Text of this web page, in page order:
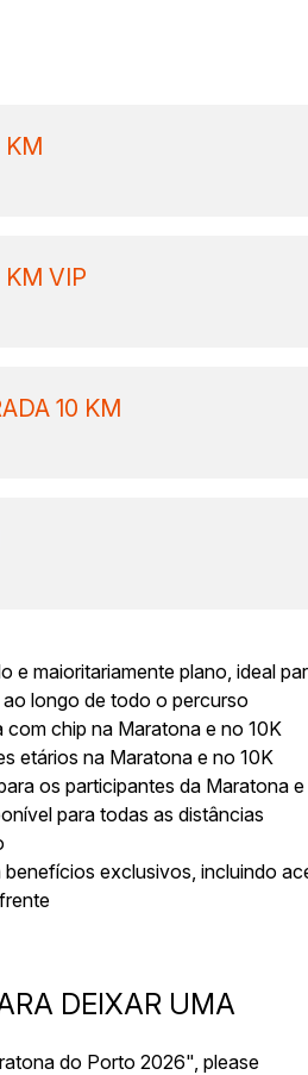
KM
KM VIP
10 KM
e maioritariamente plano, ideal
longo de todo o percurso
chip na Maratona e no 10K
etários na Maratona e no 10K
os participantes da Maratona
para todas as distâncias
exclusivos, incluindo
DEIXAR UMA
do Porto 2026", please